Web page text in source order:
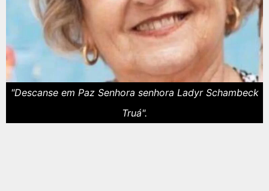
"Descanse em Paz Senhora senhora Ladyr Schambeck
Truá".